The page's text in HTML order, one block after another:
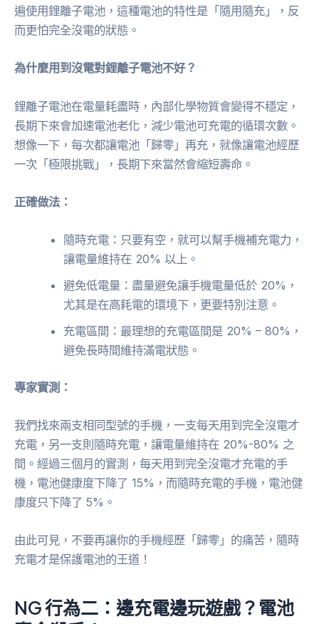
遍使用鋰離子電池，這種電池的特性是「隨用隨充」，反
而更怕完全沒電的狀態。
為什麼用到沒電對鋰離子電池不好？
鋰離子電池在電量耗盡時，內部化學物質會變得不穩定，
長期下來會加速電池老化，減少電池可充電的循環次數。
想像一下，每次都讓電池「歸零」再充，就像讓電池經歷
一次「極限挑戰」，長期下來當然會縮短壽命。
正確做法：
隨時充電：只要有空，就可以幫手機補充電力，
讓電量維持在 20% 以上。
避免低電量：盡量避免讓手機電量低於 20%，
尤其是在高耗電的環境下，更要特別注意。
充電區間：最理想的充電區間是 20% – 80%，
避免長時間維持滿電狀態。
專家實測：
我們找來兩支相同型號的手機，一支每天用到完全沒電才
充電，另一支則隨時充電，讓電量維持在 20%-80% 之
間。經過三個月的實測，每天用到完全沒電才充電的手
機，電池健康度下降了 15%，而隨時充電的手機，電池健
康度只下降了 5%。
由此可見，不要再讓你的手機經歷「歸零」的痛苦，隨時
充電才是保護電池的王道！
NG 行為二：邊充電邊玩遊戲？電池